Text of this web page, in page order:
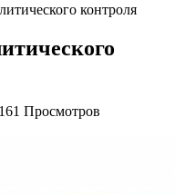
контроля
161 Просмотров